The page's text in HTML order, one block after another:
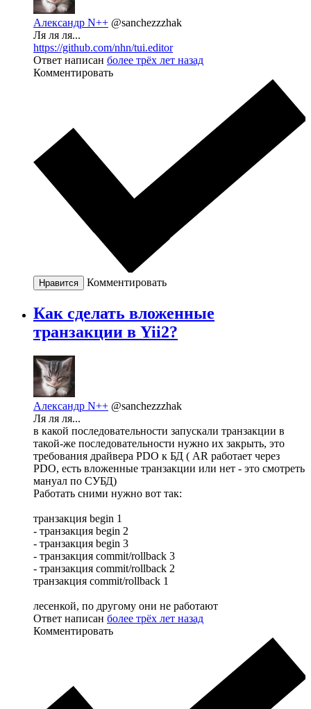
Александр N++ @sanchezzzhak
Ля ля ля...
https://github.com/nhn/tui.editor
Ответ написан более трёх лет назад
Комментировать
Нравится Комментировать
Как сделать вложенные
транзакции в Yii2?
Александр N++ @sanchezzzhak
Ля ля ля...
в какой последовательности запускали транзакции в
такой-же последовательности нужно их закрыть, это
требования драйвера PDO к БД ( AR работает через
PDO, есть вложенные транзакции или нет - это смотреть
мануал по СУБД)
Работать сними нужно вот так:
транзакция begin 1
- транзакция begin 2
- транзакция begin 3
- транзакция commit/rollback 3
- транзакция commit/rollback 2
транзакция commit/rollback 1
лесенкой, по другому они не работают
Ответ написан более трёх лет назад
Комментировать